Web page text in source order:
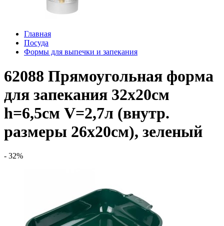
Главная
Посуда
Формы для выпечки и запекания
62088 Прямоугольная форма
для запекания 32х20см
h=6,5см V=2,7л (внутр.
размеры 26х20см), зеленый
- 32%